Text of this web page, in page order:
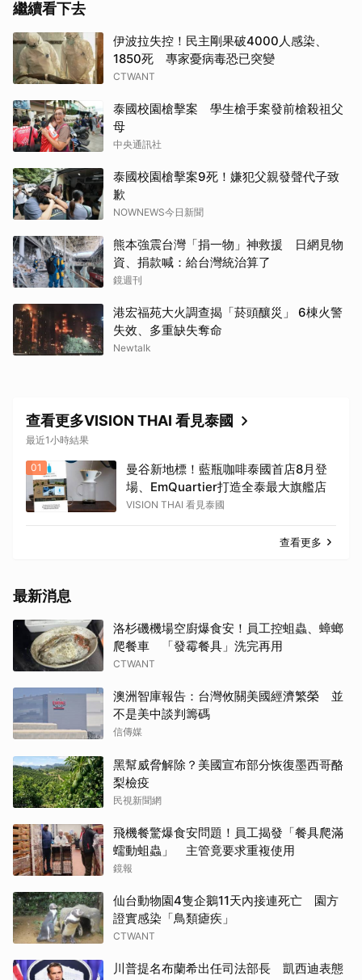
繼續看下去
伊波拉失控！民主剛果破4000人感染、
1850死 專家憂病毒恐已突變
CTWANT
泰國校園槍擊案 學生槍手案發前槍殺祖父
母
中央通訊社
泰國校園槍擊案9死！嫌犯父親發聲代子致
歉
NOWNEWS今日新聞
熊本強震台灣「捐一物」神救援 日網見物
資、捐款喊：給台灣統治算了
鏡週刊
港宏福苑大火調查揭「菸頭釀災」 6棟火警
失效、多重缺失奪命
Newtalk
查看更多VISION THAI 看見泰國
最近1小時結果
01
曼谷新地標！藍瓶咖啡泰國首店8月登
場、EmQuartier打造全泰最大旗艦店
VISION THAI 看見泰國
查看更多
最新消息
洛杉磯機場空廚爆食安！員工控蛆蟲、蟑螂
爬餐車 「發霉餐具」洗完再用
CTWANT
澳洲智庫報告：台灣攸關美國經濟繁榮 並
不是美中談判籌碼
信傳媒
黑幫威脅解除？美國宣布部分恢復墨西哥酪
梨檢疫
民視新聞網
飛機餐驚爆食安問題！員工揭發「餐具爬滿
蠕動蛆蟲」 主管竟要求重複使用
鏡報
仙台動物園4隻企鵝11天內接連死亡 園方
證實感染「鳥類瘧疾」
CTWANT
川普提名布蘭希出任司法部長 凱西迪表態
取消